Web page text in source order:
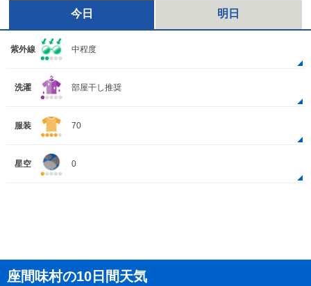
今日 明日
紫外線 中程度
洗濯 部屋干し推奨
服装 70
星空 0
座間味村の10日間天気